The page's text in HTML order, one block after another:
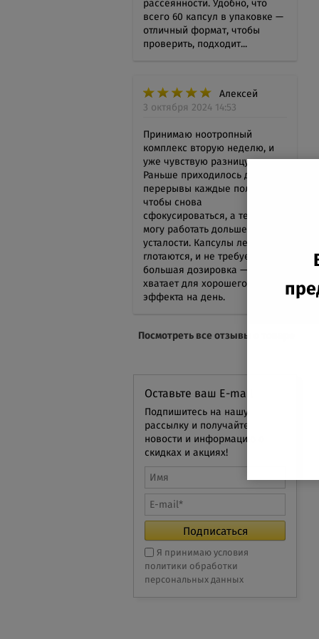
рассеянности. Удобно, что
всего 60 капсул в упаковке —
отличный формат, чтобы
проверить, подходит...
Алексей
3 октября 2024 14:53
Принимаю ноотропный
комплекс вторую неделю, и
уже чувствую разницу.
Раньше приходилось делать
перерывы каждые полчаса,
чтобы снова
сфокусироваться, а теперь
могу работать дольше без
усталости. Капсулы легко
глотаются, и не требуется
большая дозировка — одной
хватает для хорошего
эффекта на день.
Посмотреть все отзывы о товаре
Оставьте ваш E-mail
Подпишитесь на нашу
рассылку и получайте
новости и информацию о
скидках и акциях!
Я принимаю условия
политики обработки
персональных данных